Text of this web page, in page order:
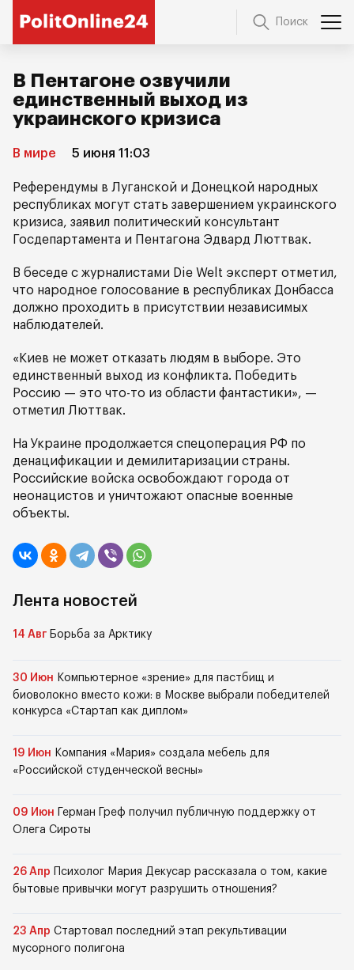
Поиск
В Пентагоне озвучили
единственный выход из
украинского кризиса
В мире 5 июня 11:03
Референдумы в Луганской и Донецкой народных
республиках могут стать завершением украинского
кризиса, заявил политический консультант
Госдепартамента и Пентагона Эдвард Люттвак.
В беседе с журналистами Die Welt эксперт отметил,
что народное голосование в республиках Донбасса
должно проходить в присутствии независимых
наблюдателей.
«Киев не может отказать людям в выборе. Это
единственный выход из конфликта. Победить
Россию — это что-то из области фантастики», —
отметил Люттвак.
На Украине продолжается спецоперация РФ по
денацификации и демилитаризации страны.
Российские войска освобождают города от
неонацистов и уничтожают опасные военные
объекты.
Лента новостей
14 Авг Борьба за Арктику
30 Июн Компьютерное «зрение» для пастбищ и
биоволокно вместо кожи: в Москве выбрали победителей
конкурса «Стартап как диплом»
19 Июн Компания «Мария» создала мебель для
«Российской студенческой весны»
09 Июн
Герман Греф получил публичную поддержку от
Олега Сироты
26 Апр
Психолог Мария Декусар рассказала о том, какие
бытовые привычки могут разрушить отношения?
23 Апр Стартовал последний этап рекультивации
мусорного полигона